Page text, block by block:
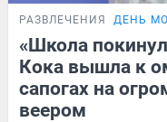
РАЗВЛЕЧЕНИЯ ДЕНЬ
«Школа
Кока вышла к
сапогах на
веером